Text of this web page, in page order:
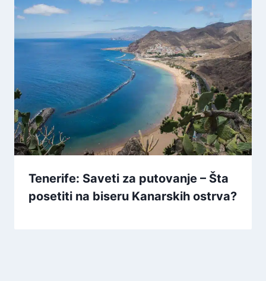
Tenerife: Saveti za putovanje – Šta
posetiti na biseru Kanarskih ostrva?